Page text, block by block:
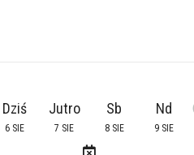
Dziś
6 SIE
Jutro
7 SIE
Sb
8 SIE
Nd
9 SIE